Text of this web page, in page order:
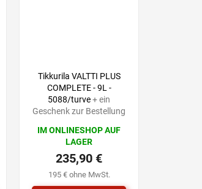
Tikkurila VALTTI PLUS
COMPLETE - 9L -
5088/turve+ ein
Geschenk zur Bestellung
IM ONLINESHOP AUF
LAGER
195 € ohne MwSt.
235,90 €